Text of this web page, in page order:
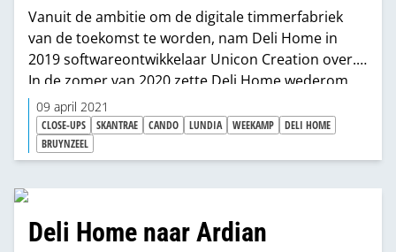
Vanuit de ambitie om de digitale timmerfabriek
van de toekomst te worden, nam Deli Home in
2019 softwareontwikkelaar Unicon Creation over.
In de zomer van 2020 zette Deli Home wederom
een belangrijke stap met de overname van
softwareontwikkelaar Numdata en de integratie
daarvan in Unicon Creation. De overname
betekent een grote sprong voorwaarts. “We gaan
onze bestaande online configurator nu
Daarmee geven we onze pay-off ‘Inspire,
09 april 2021
CLOSE-UPS SKANTRAE CANDO LUNDIA WEEKAMP
DELI HOME
BRUYNZEEL
Deli Home naar Ardian